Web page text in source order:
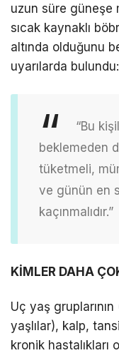
uzun süre güneşe
sıcak kaynaklı
altında olduğunu
uyarılarda bulundu:
“Bu
beklemeden
tüketmeli,
ve günün en
kaçınmalıdır.”
KİMLER DAHA
Uç yaş
yaşlılar), kalp,
kronik hastalıkları